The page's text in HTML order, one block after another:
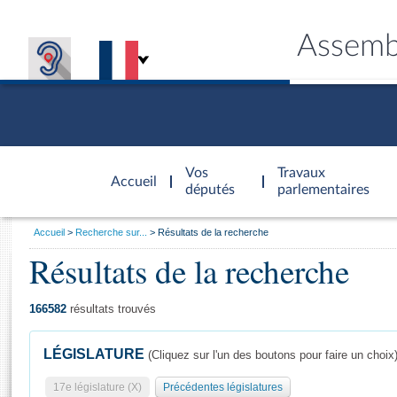
Accueil
d'accueil
Vos
députés
Travaux
parlementaires
Général
Vous
Accueil Recherche sur... Résultats de la recherche
Résultats de la recherche
166582 résultats trouvés
LÉGISLATURE (Cliquez sur l'un des boutons pour faire un choix)
17e législature (X) Précédentes législatures